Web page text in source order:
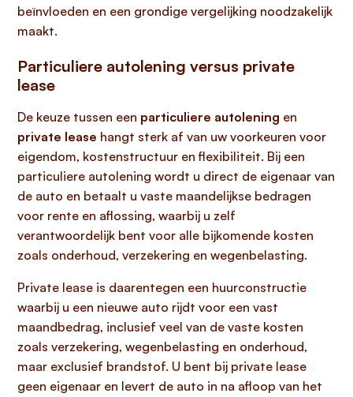
beïnvloeden en een grondige vergelijking noodzakelijk
maakt.
Particuliere autolening versus private
lease
De keuze tussen een particuliere autolening en
private lease hangt sterk af van uw voorkeuren voor
eigendom, kostenstructuur en flexibiliteit. Bij een
particuliere autolening wordt u direct de eigenaar van
de auto en betaalt u vaste maandelijkse bedragen
voor rente en aflossing, waarbij u zelf
verantwoordelijk bent voor alle bijkomende kosten
zoals onderhoud, verzekering en wegenbelasting.
Private lease is daarentegen een huurconstructie
waarbij u een nieuwe auto rijdt voor een vast
maandbedrag, inclusief veel van de vaste kosten
zoals verzekering, wegenbelasting en onderhoud,
maar exclusief brandstof. U bent bij private lease
geen eigenaar en levert de auto in na afloop van het